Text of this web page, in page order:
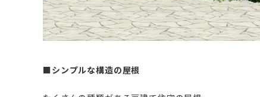
■シンプルな構造の屋根